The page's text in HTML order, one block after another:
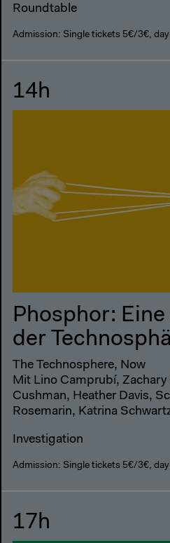
Roundtable
Admission: Single tickets 5€/3€,
14h
Phosphor:
der
The Technosphere, Now
Mit Lino Camprubí, Zachary
Cushman, Heather Davis,
Rosemarin, Katrina
Investigation
Admission: Single tickets 5€/3€,
17h